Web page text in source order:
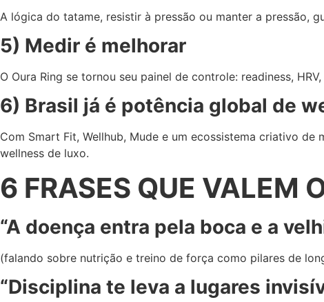
A lógica do tatame, resistir à pressão ou manter a pressão,
5) Medir é melhorar
O Oura Ring se tornou seu painel de controle: readiness,
6) Brasil já é potência global de
Com Smart Fit, Wellhub, Mude e um ecossistema criativo
wellness de luxo.
6 FRASES QUE VALEM
“A doença entra pela boca e a
(falando sobre nutrição e treino de força como pilares de
“Disciplina te leva a lugares